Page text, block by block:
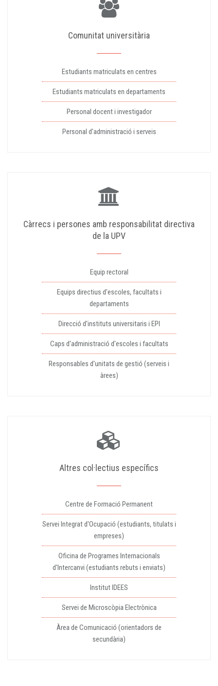
Comunitat universitària
Estudiants matriculats en centres
Estudiants matriculats en departaments
Personal docent i investigador
Personal d'administració i serveis
Càrrecs i persones amb responsabilitat directiva
de la UPV
Equip rectoral
Equips directius d'escoles, facultats i
departaments
Direcció d'instituts universitaris i EPI
Caps d'administració d'escoles i facultats
Responsables d'unitats de gestió (serveis i
àrees)
Altres col·lectius específics
Centre de Formació Permanent
Servei Integrat d'Ocupació (estudiants, titulats i
empreses)
Oficina de Programes Internacionals
d'Intercanvi (estudiants rebuts i enviats)
Institut IDEES
Servei de Microscòpia Electrònica
Àrea de Comunicació (orientadors de
secundària)